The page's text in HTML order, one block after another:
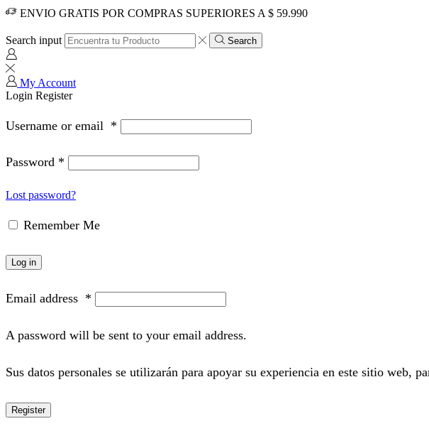
ENVIO GRATIS POR COMPRAS SUPERIORES A $ 59.990
Search input Search
My Account
Login Register
Username or email *
Password *
Lost password?
Remember Me
Log in
Email address *
A password will be sent to your email address.
Sus datos personales se utilizarán para apoyar su experiencia en este sitio web,
Register